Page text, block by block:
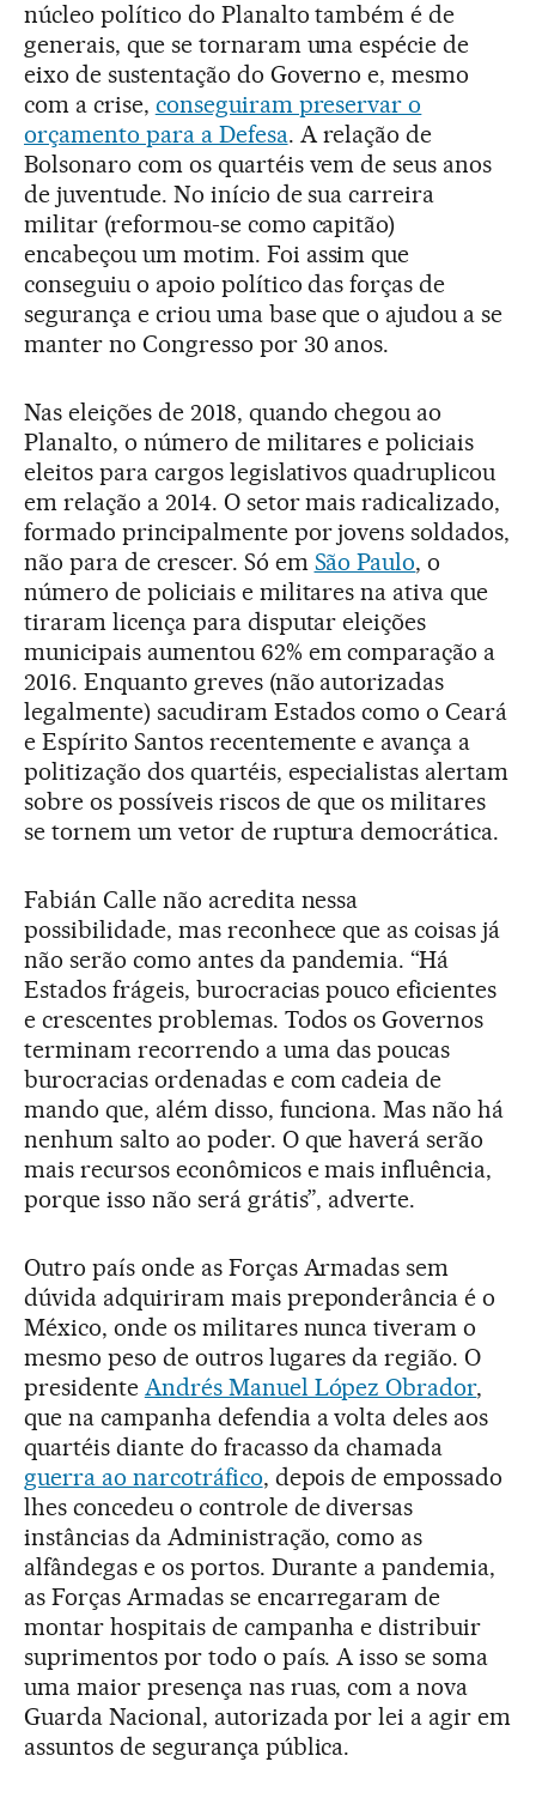
núcleo político do Planalto também é de
generais, que se tornaram uma espécie de
eixo de sustentação do Governo e, mesmo
com a crise, conseguiram preservar o
orçamento para a Defesa. A relação de
Bolsonaro com os quartéis vem de seus anos
de juventude. No início de sua carreira
militar (reformou-se como capitão)
encabeçou um motim. Foi assim que
conseguiu o apoio político das forças de
segurança e criou uma base que o ajudou a se
manter no Congresso por 30 anos.
Nas eleições de 2018, quando chegou ao
Planalto, o número de militares e policiais
eleitos para cargos legislativos quadruplicou
em relação a 2014. O setor mais radicalizado,
formado principalmente por jovens soldados,
não para de crescer. Só em São Paulo, o
número de policiais e militares na ativa que
tiraram licença para disputar eleições
municipais aumentou 62% em comparação a
2016. Enquanto greves (não autorizadas
legalmente) sacudiram Estados como o Ceará
e Espírito Santos recentemente e avança a
politização dos quartéis, especialistas alertam
sobre os possíveis riscos de que os militares
se tornem um vetor de ruptura democrática.
Fabián Calle não acredita nessa
possibilidade, mas reconhece que as coisas já
não serão como antes da pandemia. “Há
Estados frágeis, burocracias pouco eficientes
e crescentes problemas. Todos os Governos
terminam recorrendo a uma das poucas
burocracias ordenadas e com cadeia de
mando que, além disso, funciona. Mas não há
nenhum salto ao poder. O que haverá serão
mais recursos econômicos e mais influência,
porque isso não será grátis”, adverte.
Outro país onde as Forças Armadas sem
dúvida adquiriram mais preponderância é o
México, onde os militares nunca tiveram o
mesmo peso de outros lugares da região. O
presidente Andrés Manuel López Obrador,
que na campanha defendia a volta deles aos
quartéis diante do fracasso da chamada
guerra ao narcotráfico, depois de empossado
lhes concedeu o controle de diversas
instâncias da Administração, como as
alfândegas e os portos. Durante a pandemia,
as Forças Armadas se encarregaram de
montar hospitais de campanha e distribuir
suprimentos por todo o país. A isso se soma
uma maior presença nas ruas, com a nova
Guarda Nacional, autorizada por lei a agir em
assuntos de segurança pública.